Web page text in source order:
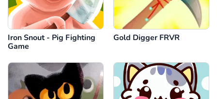
Iron Snout - Pig Fighting
Game
Gold Digger FRVR